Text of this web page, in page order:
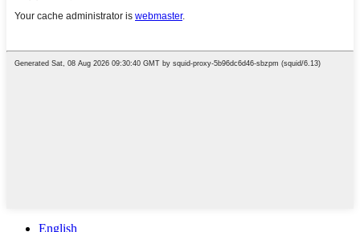
English